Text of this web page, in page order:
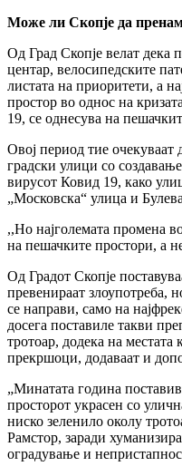
Може ли Скопје да
Од Град Скопје велат дека
центар, велосипедските
листата на приоритети, а
простор во однос на
19, се однесува на
Овoj период тие очекуваат
градски улици со
вирусот Ковид 19, како
„Московска“ улица и
,,Но најголемата промена
на пешачките простори, а
Од Градот Скопје
превенираат злоупотреба,
се направи, само на
досега поставиле такви
тротоар, додека на местата
прекршоци, додаваат и
„Минатата година
просторот украсен со
ниско зеленило околу
Рамстор, заради
оградување и